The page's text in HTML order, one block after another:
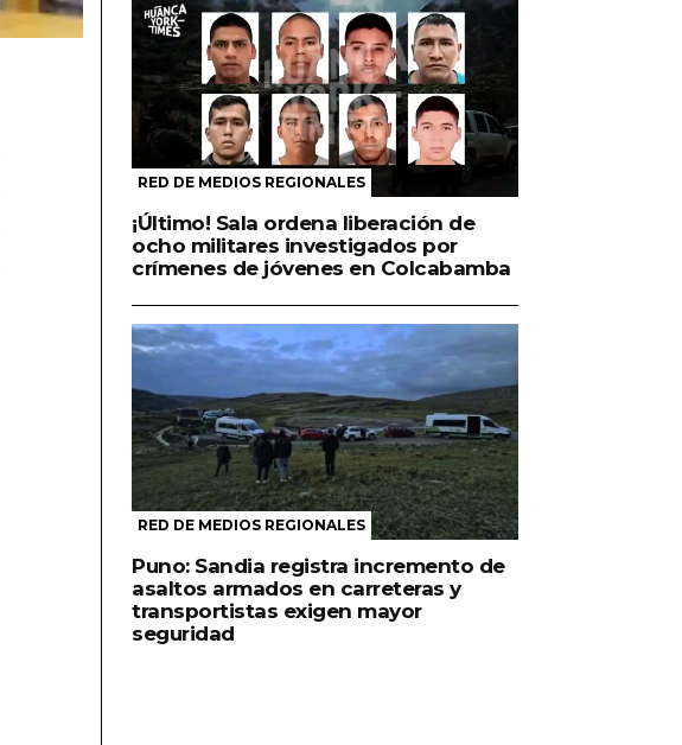
RED DE MEDIOS REGIONALES
¡Último! Sala ordena liberación de
ocho militares investigados por
crímenes de jóvenes en Colcabamba
RED DE MEDIOS REGIONALES
Puno: Sandia registra incremento de
asaltos armados en carreteras y
transportistas exigen mayor
seguridad